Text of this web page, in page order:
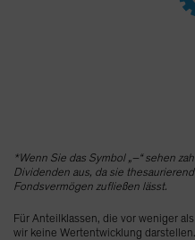
US (Non-US Citizens/
*Wenn Sie das Symbol „–“ sehen
Dividenden aus, da sie
Fondsvermögen zufließen lässt.
Für Anteilklassen, die vor weniger
wir keine Wertentwicklung darstellen.